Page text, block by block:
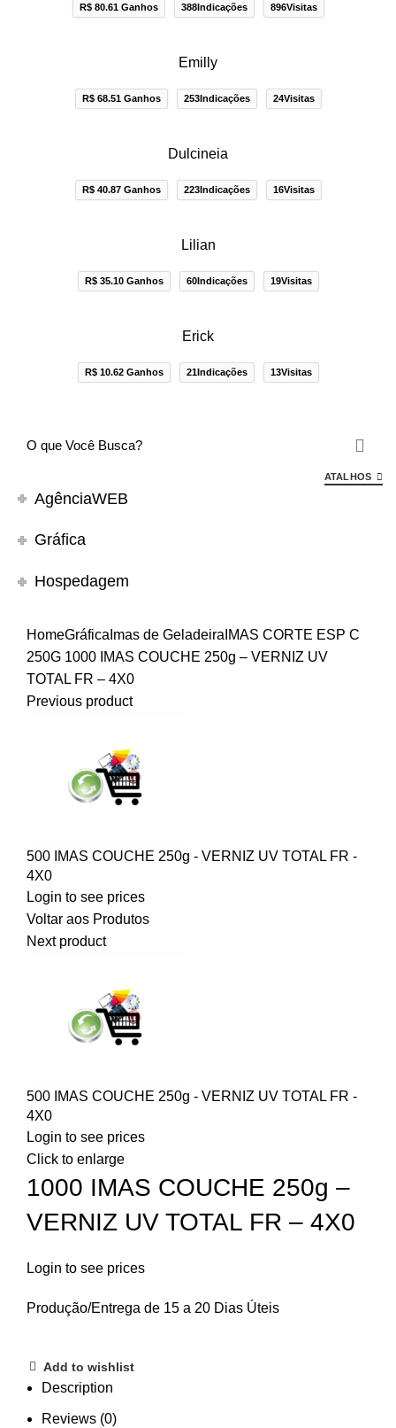
R$ 80.61 Ganhos 388Indicações 896Visitas
Emilly
R$ 68.51 Ganhos 253Indicações 24Visitas
Dulcineia
R$ 40.87 Ganhos 223Indicações 16Visitas
Lilian
R$ 35.10 Ganhos 60Indicações 19Visitas
Erick
R$ 10.62 Ganhos 21Indicações 13Visitas
ATALHOS
AgênciaWEB
Gráfica
Hospedagem
HomeGráfica Imas de Geladeira IMAS CORTE ESP C
250G 1000 IMAS COUCHE 250g – VERNIZ UV
TOTAL FR – 4X0
Previous product
500 IMAS COUCHE 250g - VERNIZ UV TOTAL FR -
4X0
Login to see prices
Voltar aos Produtos
Next product
500 IMAS COUCHE 250g - VERNIZ UV TOTAL FR -
4X0
Login to see prices
Click to enlarge
1000 IMAS COUCHE 250g –
VERNIZ UV TOTAL FR – 4X0
Login to see prices
Produção/Entrega de 15 a 20 Dias Úteis
Add to wishlist
Description
Reviews (0)